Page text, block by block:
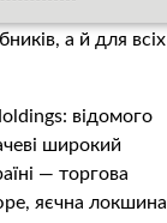
понад 500
а й для всіх
відомого
широкий
— торгова
яєчна локшина